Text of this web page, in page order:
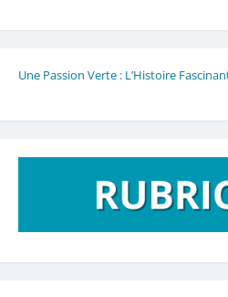
Une Passion Verte : L’Histoire